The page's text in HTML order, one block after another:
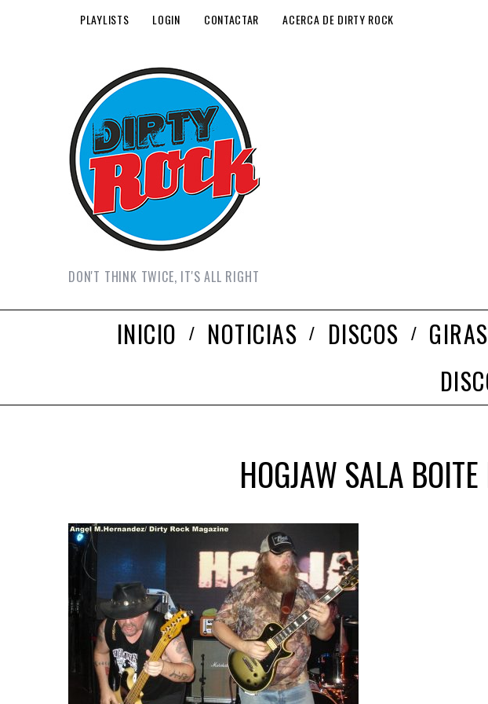
PLAYLISTS LOGIN CONTACTAR ACERCA DE DIRTY ROCK
DON'T THINK TWICE, IT'S ALL RIGHT
INICIO NOTICIAS DISCOS GIRAS
HOGJAW SALA